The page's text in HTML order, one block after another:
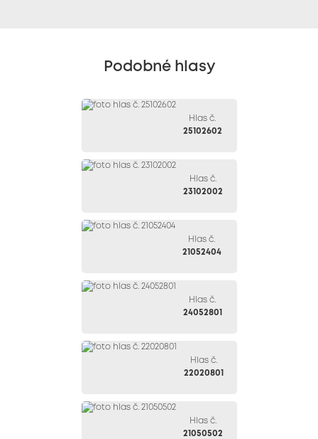
Podobné hlasy
Hlas č.
25102602
Hlas č.
23102002
Hlas č.
21052404
Hlas č.
24052801
Hlas č.
22020801
Hlas č.
21050502